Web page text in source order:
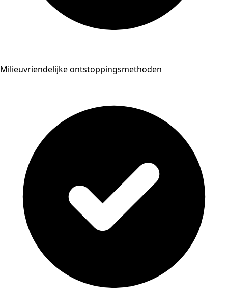
Milieuvriendelijke ontstoppingsmethoden